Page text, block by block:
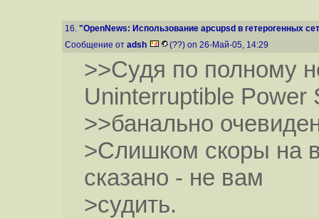
16. "OpenNews: Использование apcupsd в гетерогенных
Сообщение от adsh (??) on 26-Май-05, 14:29
>>Судя по полному
Uninterruptible Power
>>банально
>Слишком скоры на
сказано - не вам
>судить.